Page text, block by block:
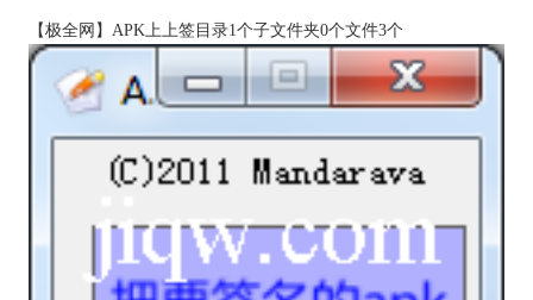
【极全网 】APK上上签目录1个子文件夹0个文件3个